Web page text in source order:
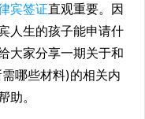
宾签证直观重要。因
人生的孩子能申请什
大家分享一期关于和
哪些材料)的相关内
助。